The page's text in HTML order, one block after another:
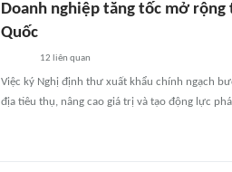
Doanh nghiệp tăng tốc mở
Quốc
12 liên quan
Việc ký Nghị định thư xuất khẩu chính ngạch
địa tiêu thụ, nâng cao giá trị và tạo động lực